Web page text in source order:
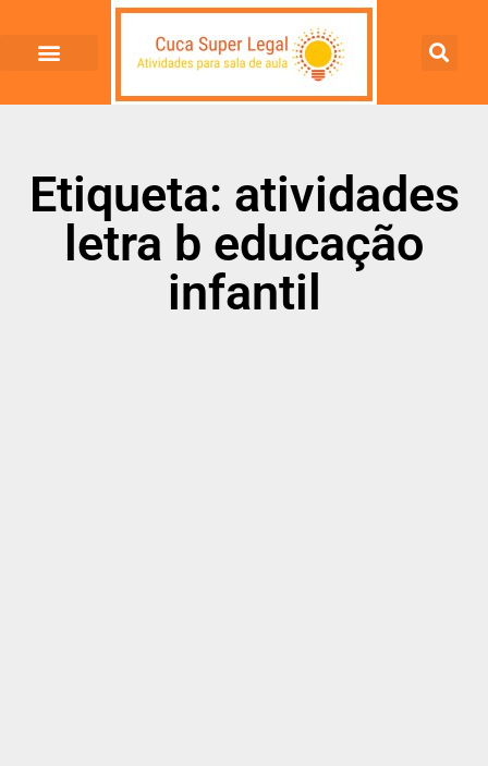
Etiqueta: atividades
letra b educação
infantil